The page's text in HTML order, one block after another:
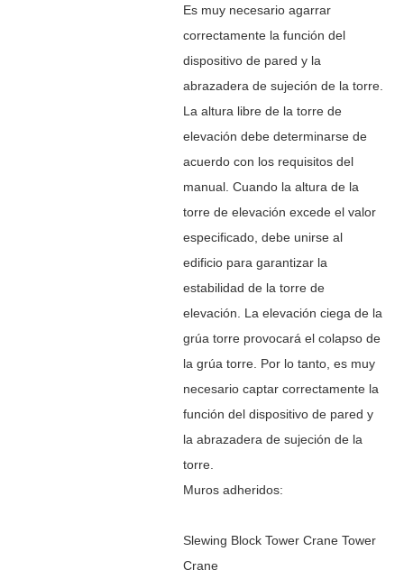
Es muy necesario agarrar
correctamente la función del
dispositivo de pared y la
abrazadera de sujeción de la torre.
La altura libre de la torre de
elevación debe determinarse de
acuerdo con los requisitos del
manual. Cuando la altura de la
torre de elevación excede el valor
especificado, debe unirse al
edificio para garantizar la
estabilidad de la torre de
elevación. La elevación ciega de la
grúa torre provocará el colapso de
la grúa torre. Por lo tanto, es muy
necesario captar correctamente la
función del dispositivo de pared y
la abrazadera de sujeción de la
torre.
Muros adheridos:
Slewing Block Tower Crane Tower
Crane